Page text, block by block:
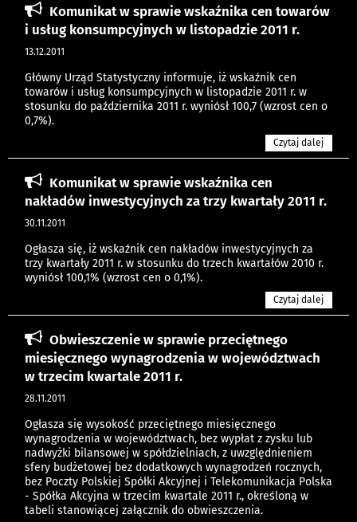
Komunikat w sprawie wskaźnika cen towarów
i usług konsumpcyjnych w listopadzie 2011 r.
13.12.2011
Główny Urząd Statystyczny informuje, iż wskaźnik cen
towarów i usług konsumpcyjnych w listopadzie 2011 r. w
stosunku do października 2011 r. wyniósł 100,7 (wzrost cen o
0,7%).
Czytaj dalej
Komunikat w sprawie wskaźnika cen
nakładów inwestycyjnych za trzy kwartały 2011 r.
30.11.2011
Ogłasza się, iż wskaźnik cen nakładów inwestycyjnych za
trzy kwartały 2011 r. w stosunku do trzech kwartałów 2010 r.
wyniósł 100,1% (wzrost cen o 0,1%).
Czytaj dalej
Obwieszczenie w sprawie przeciętnego
miesięcznego wynagrodzenia w województwach
w trzecim kwartale 2011 r.
28.11.2011
Ogłasza się wysokość przeciętnego miesięcznego
wynagrodzenia w województwach, bez wypłat z zysku lub
nadwyżki bilansowej w spółdzielniach, z uwzględnieniem
sfery budżetowej bez dodatkowych wynagrodzeń rocznych,
bez Poczty Polskiej Spółki Akcyjnej i Telekomunikacja Polska
- Spółka Akcyjna w trzecim kwartale 2011 r., określoną w
tabeli stanowiącej załącznik do obwieszczenia.